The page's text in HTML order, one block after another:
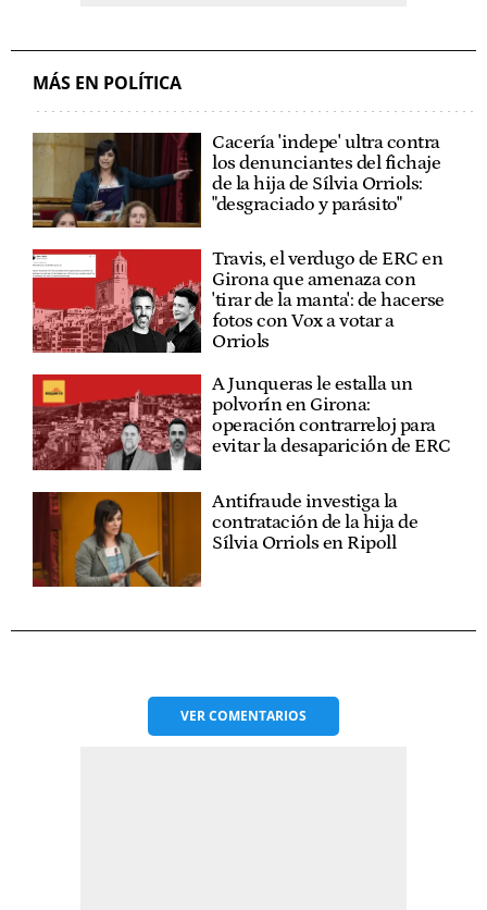
MÁS EN POLÍTICA
Cacería 'indepe' ultra contra
los denunciantes del fichaje
de la hija de Sílvia Orriols:
"desgraciado y parásito"
Travis, el verdugo de ERC en
Girona que amenaza con
'tirar de la manta': de hacerse
fotos con Vox a votar a
Orriols
A Junqueras le estalla un
polvorín en Girona:
operación contrarreloj para
evitar la desaparición de ERC
Antifraude investiga la
contratación de la hija de
Sílvia Orriols en Ripoll
VERCOMENTARIOS